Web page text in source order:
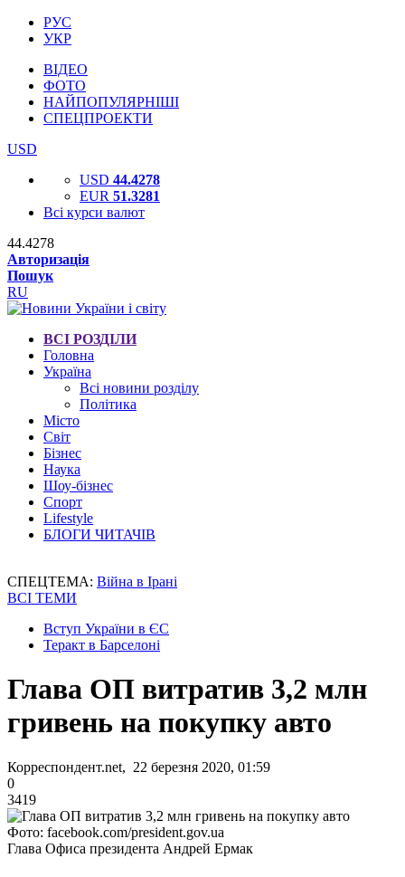
РУС
УКР
ВІДЕО
ФОТО
НАЙПОПУЛЯРНІШІ
СПЕЦПРОЕКТИ
USD
USD 44.4278
EUR 51.3281
Всі курси валют
44.4278
Авторизація
Пошук
RU
ВСІ РОЗДІЛИ
Головна
Україна
Всі новини розділу
Політика
Місто
Світ
Бізнес
Наука
Шоу-бізнес
Спорт
Lifestyle
БЛОГИ ЧИТАЧІВ
СПЕЦТЕМА: Війна в Ірані
ВСІ ТЕМИ
Вступ України в ЄС
Теракт в Барселоні
Глава ОП витратив 3,2 млн
гривень на покупку авто
Корреспондент.net, 22 березня 2020, 01:59
0
3419
Фото: facebook.com/president.gov.ua
Глава Офиса президента Андрей Ермак